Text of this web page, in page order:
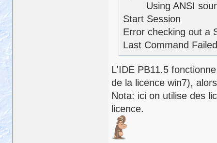
Using ANSI
Start Session
Error checking out a
Last Command
L'IDE PB11.5
de la licence win7),
Nota: ici on utilise des
licence.